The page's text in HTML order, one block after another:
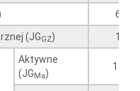
6
(JGGZ) 1
Aktywne
(JG Ma)
18